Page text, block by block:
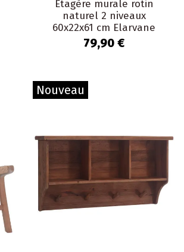
Étagère murale rotin
naturel 2 niveaux
60x22x61 cm Elarvane
79,90 €
Nouveau